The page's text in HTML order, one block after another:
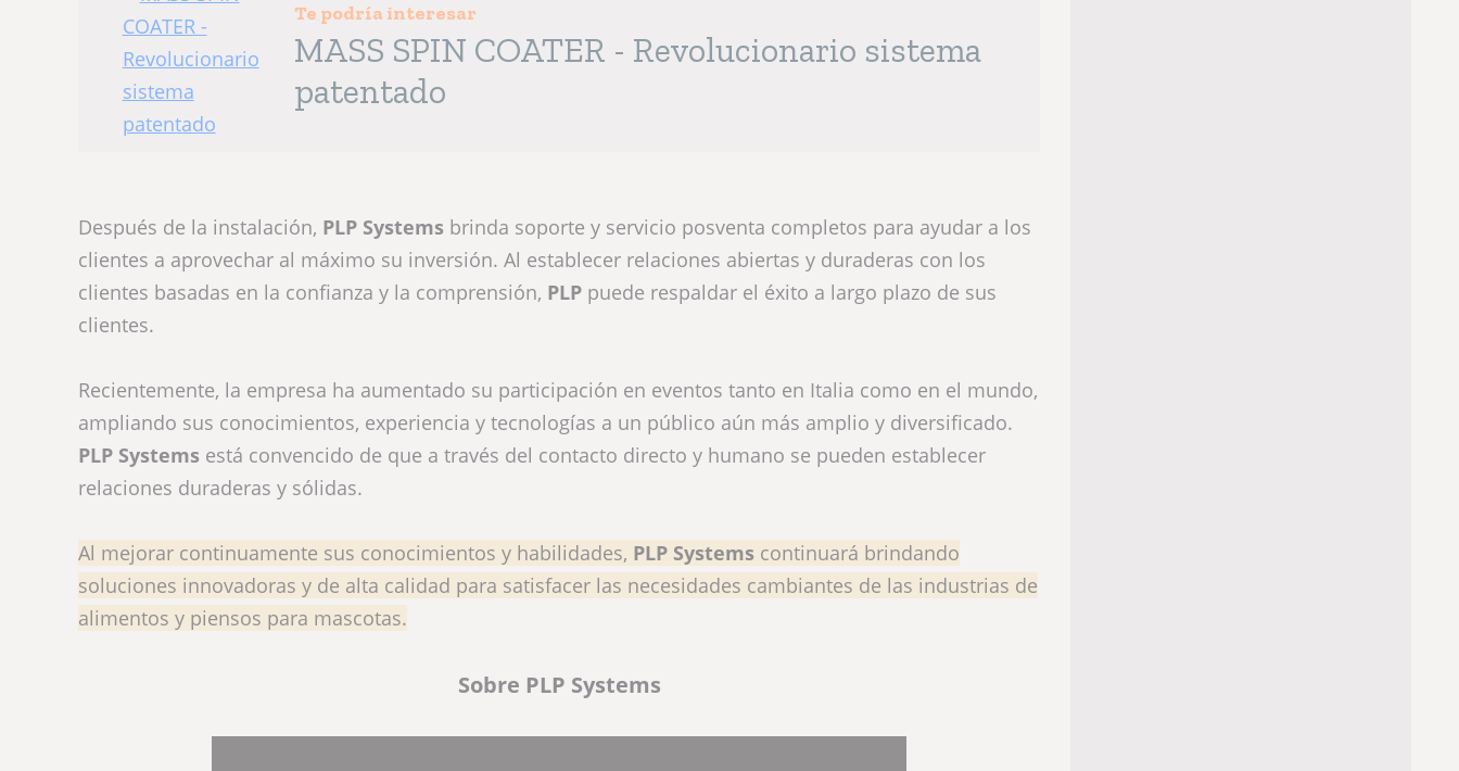
Te podría interesar
MASS SPIN COATER - Revolucionario sistema
patentado
Después de la instalación, PLP Systems brinda soporte y servicio posventa completos para ayudar a los
clientes a aprovechar al máximo su inversión. Al establecer relaciones abiertas y duraderas con los
clientes basadas en la confianza y la comprensión, PLP puede respaldar el éxito a largo plazo de sus
clientes.
Recientemente, la empresa ha aumentado su participación en eventos tanto en Italia como en el mundo,
ampliando sus conocimientos, experiencia y tecnologías a un público aún más amplio y diversificado.
PLP Systems está convencido de que a través del contacto directo y humano se pueden establecer
relaciones duraderas y sólidas.
Al mejorar continuamente sus conocimientos y habilidades, PLP Systems continuará brindando
soluciones innovadoras y de alta calidad para satisfacer las necesidades cambiantes de las industrias de
alimentos y piensos para mascotas.
Sobre PLP Systems